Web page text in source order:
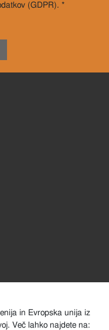
(GDPR). *
in Evropska unija iz
Več lahko najdete na: